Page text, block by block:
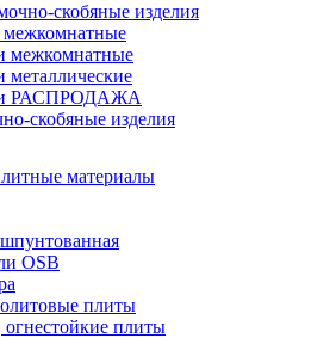
скобяные изделия
межкомнатные
металлические
РАСПРОДАЖА
скобяные изделия
материалы
OSB
плиты
плиты